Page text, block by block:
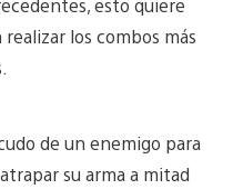
esto quiere
los combos más
de un enemigo para
su arma a mitad